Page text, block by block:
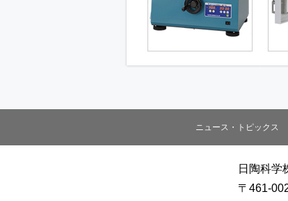
ニュース・トピックス
日陶科学
〒461-